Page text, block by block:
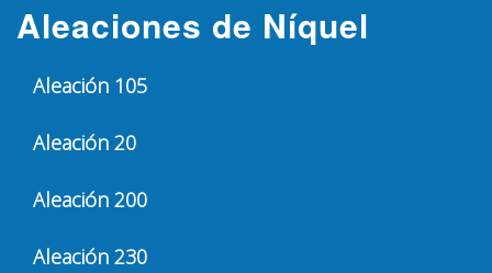
Aleaciones de Níquel
Aleación 105
Aleación 20
Aleación 200
Aleación 230